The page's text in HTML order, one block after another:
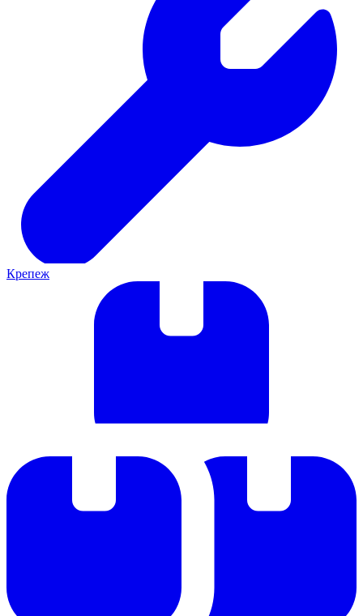
Крепеж